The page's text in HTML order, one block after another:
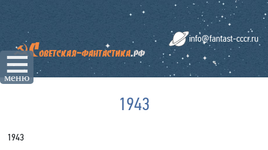
☰
меню
info@fantast-cccr.ru
1943
1943